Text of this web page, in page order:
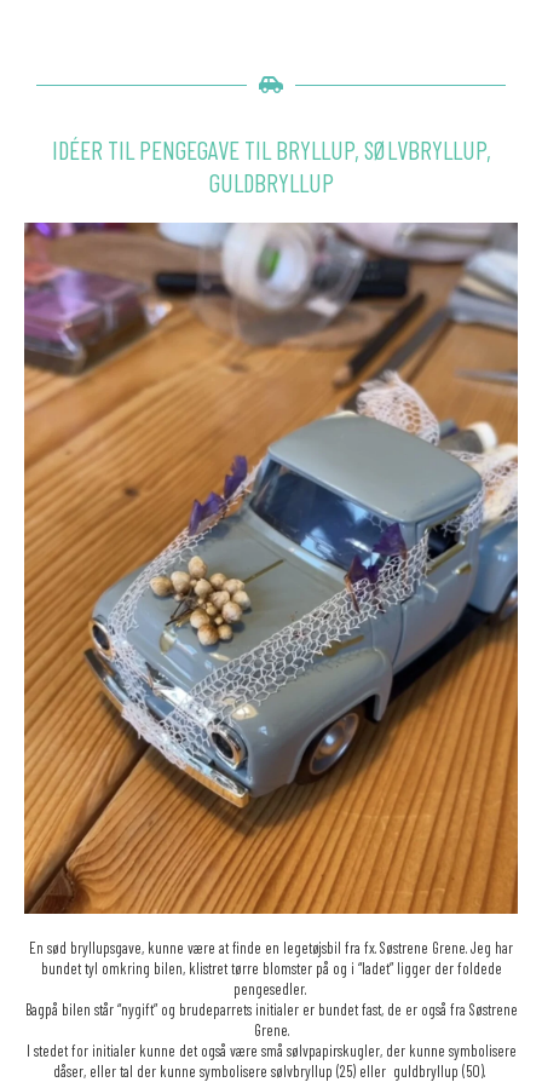
IDÉER TIL PENGEGAVE TIL BRYLLUP, SØLVBRYLLUP,
GULDBRYLLUP
En sød bryllupsgave, kunne være at finde en legetøjsbil fra fx. Søstrene Grene. Jeg har
bundet tyl omkring bilen, klistret tørre blomster på og i “ladet” ligger der foldede
pengesedler.
Bagpå bilen står “nygift” og brudeparrets initialer er bundet fast, de er også fra Søstrene
Grene.
I stedet for initialer kunne det også være små sølvpapirskugler, der kunne symbolisere
dåser, eller tal der kunne symbolisere sølvbryllup (25) eller guldbryllup (50).